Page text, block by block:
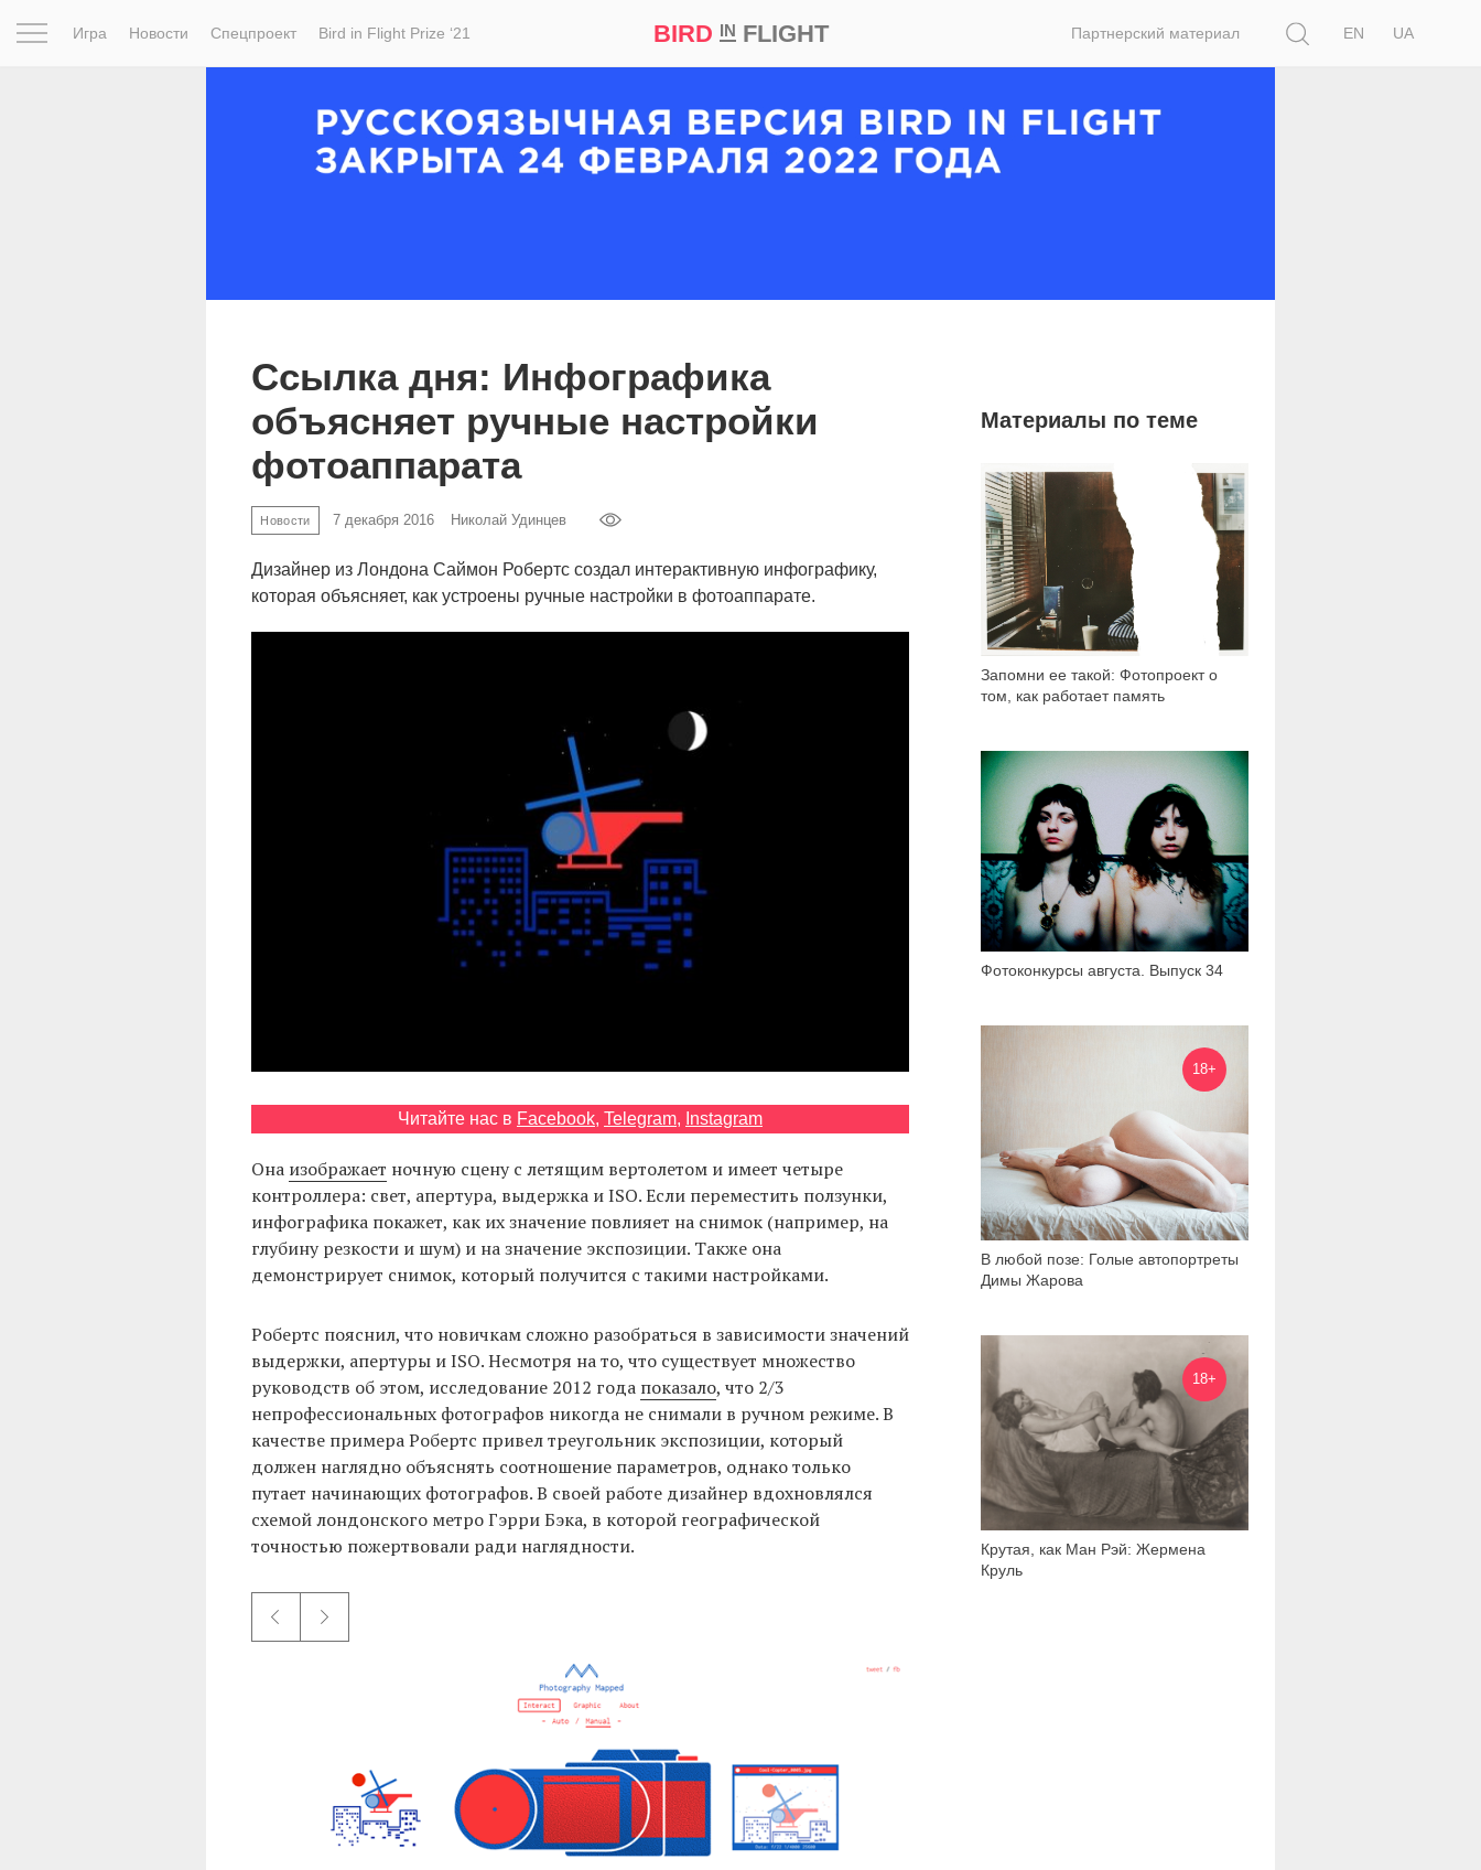
Игра Новости Спецпроект Bird in Flight Prize ‘21 BIRD INFLIGHT Партнерский материал
EN
UA
Ссылка дня: Инфографика
объясняет ручные настройки
фотоаппарата
Новости 7 декабря 2016 Николай Удинцев
Дизайнер из Лондона Саймон Робертс создал интерактивную инфографику,
которая объясняет, как устроены ручные настройки в фотоаппарате.
Читайте нас в Facebook, Telegram, Instagram
Она изображает ночную сцену с летящим вертолетом и имеет четыре
контроллера: свет, апертура, выдержка и ISO. Если переместить ползунки,
инфографика покажет, как их значение повлияет на снимок (например, на
глубину резкости и шум) и на значение экспозиции. Также она
демонстрирует снимок, который получится с такими настройками.
Робертс пояснил, что новичкам сложно разобраться в зависимости значений
выдержки, апертуры и ISO. Несмотря на то, что существует множество
руководств об этом, исследование 2012 года показало, что 2/3
непрофессиональных фотографов никогда не снимали в ручном режиме. В
качестве примера Робертс привел треугольник экспозиции, который
должен наглядно объяснять соотношение параметров, однако только
путает начинающих фотографов. В своей работе дизайнер вдохновлялся
схемой лондонского метро Гэрри Бэка, в которой географической
точностью пожертвовали ради наглядности.
Материалы по теме
Запомни ее такой: Фотопроект о
том, как работает память
2 227
Фотоконкурсы августа. Выпуск 34
3 997
18+
В любой позе: Голые автопортреты
Димы Жарова
18+
Крутая, как Ман Рэй: Жермена
Круль